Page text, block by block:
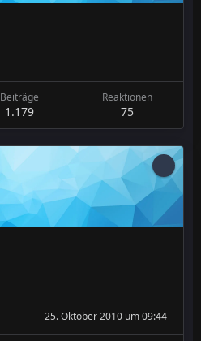
Beiträge
1.179
Reaktionen
75
25. Oktober 2010 um 09:44